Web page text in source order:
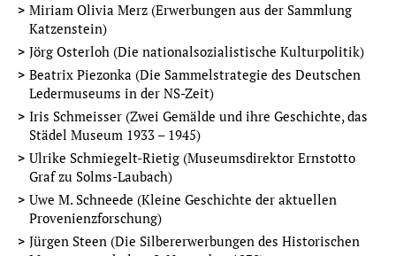
Miriam Olivia Merz (Erwerbungen aus der Sammlung
Katzenstein)
Jörg Osterloh (Die nationalsozialistische Kulturpolitik)
Beatrix Piezonka (Die Sammelstrategie des Deutschen
Ledermuseums in der NS-Zeit)
Iris Schmeisser (Zwei Gemälde und ihre Geschichte, das
Städel Museum 1933 – 1945)
Ulrike Schmiegelt-Rietig (Museumsdirektor Ernstotto
Graf zu Solms-Laubach)
Uwe M. Schneede (Kleine Geschichte der aktuellen
Provenienzforschung)
Jürgen Steen (Die Silbererwerbungen des Historischen
Franziska Kiermeier, Maike Brüggen, Anja Heuß
„ZUM ERSTEN, ZUM ZWEITEN, ZUM DRITTEN“
DAS AUKTIONSHAUS RUDOLF BANGEL IN FRANKFURT AM
MAIN (1873-1929)
Archiv für Frankfurts Geschichte und Kunst, Band 81